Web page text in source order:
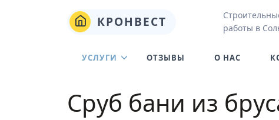
КРОНВЕСТ
работы в
УСЛУГИ ОТЗЫВЫ О НАС
Сруб бани из